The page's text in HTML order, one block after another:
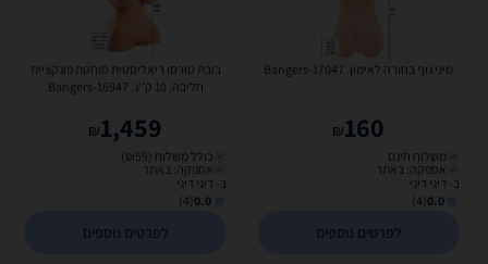
מיני גוף בחורה לאימון. Bangers-17047
160
₪
משלוח חינם
אספקה: באתר
ב- דיגי דיגי
0.0
(4)
לפרטים נוספים
בובת טורסו ריאליסטית סוחטת פונקציית
חליבה. 10 ק''ג. Bangers-16947
1,459
₪
כולל משלוח (₪59)
אספקה: באתר
ב- דיגי דיגי
0.0
(4)
לפרטים נוספים